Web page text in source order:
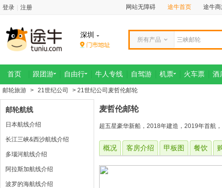
登录 注册 网站无障碍 途牛首页 途牛
深圳
所有产品
首页 跟团游 自由行 牛人专线 自驾游 机票 火车票 酒
邮轮旅游 > 21世纪公司 > 21世纪公司麦哲伦邮轮
邮轮航线
日本航线介绍
长江三峡&西沙航线介绍
多瑙河航线介绍
阿拉斯加航线介绍
波罗的海航线介绍
麦哲伦邮轮
超五星豪华新船，2018年建造，2019年首航
概况 客房介绍 甲板图 餐饮